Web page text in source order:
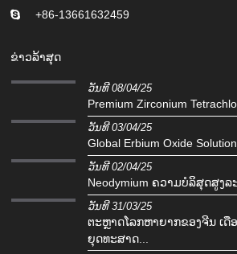
+86-13661632459
ຂ່າວລ້າສຸດ
ວັນທີ 08/04/25
Premium Zirconium
ວັນທີ 03/04/25
Global Erbium Oxide
ວັນທີ 02/04/25
Neodymium ຄວາມບໍລິສຸດສູງລ
ວັນທີ 31/03/25
ຕະຫຼາດໂລກຫາຍາກຂອງຈີນ ເດື
ຍຸດທະສາດ...